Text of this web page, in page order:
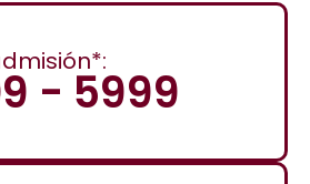
- 5999